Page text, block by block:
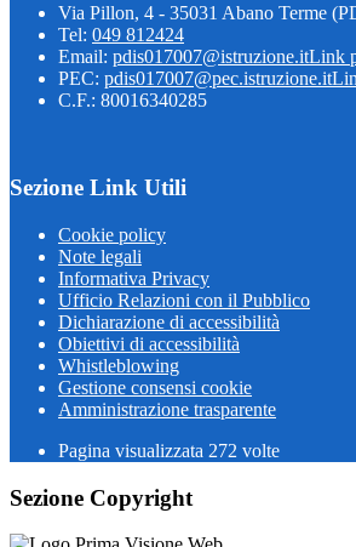
Via Pillon, 4 - 35031 Abano Terme
Tel: 049 812424
Email: pdis017007@istruzione.itLink
PEC: pdis017007@pec.istruzione.it
C.F.: 80016340285
Sezione Link Utili
Cookie policy
Note legali
Informativa Privacy
Ufficio Relazioni con il Pubblico
Dichiarazione di accessibilità
Obiettivi di accessibilità
Whistleblowing
Gestione consensi cookie
Amministrazione trasparente
Pagina visualizzata 272 volte
Sezione Copyright